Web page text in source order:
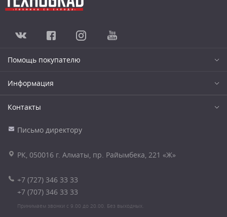
Помощь покупателю
Информация
Контакты
Письмо директору
РК, 050016 г. Алматы, пр. Райымбека, 221 «Ж»
+7 (727) 346 33 33
+7 (707) 346 33 33
Принимаем звонки с 9.00 до 20.00. Без выходных.